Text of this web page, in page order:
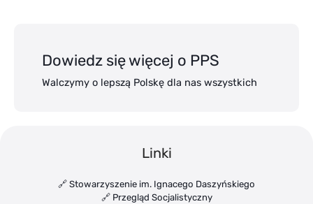
Dowiedz się więcej o PPS
Walczymy o lepszą Polskę dla nas wszystkich
Linki
🔗 Stowarzyszenie im. Ignacego Daszyńskiego
🔗 Przegląd Socjalistyczny